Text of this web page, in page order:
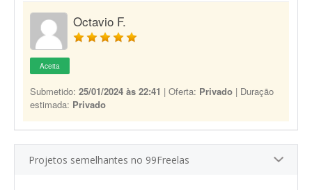
Octavio F.
Aceita
Submetido: 25/01/2024 às 22:41 | Oferta: Privado | Duração
estimada: Privado
Projetos semelhantes no 99Freelas